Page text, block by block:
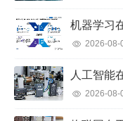
2026-08-
人工智能
2026-08-